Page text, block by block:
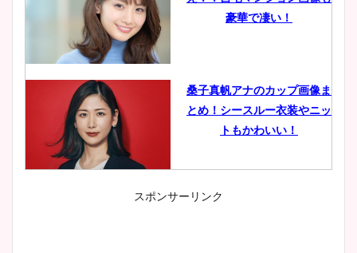
豪華で凄い！
桑子真帆アナのカップ画像ま
とめ！シースルー衣装やニッ
トもかわいい！
小室瑛莉子のカップ画像まと
スポンサーリンク